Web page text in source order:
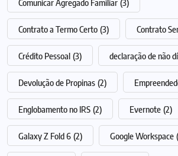
Comunicar Agregado Familiar (3)
Contrato a Termo Certo (3) Contrato
Crédito Pessoal (3) declaração de não
Devolução de Propinas (2)
Englobamento no IRS (2) Evernote (2)
Galaxy Z Fold 6 (2) Google Workspace